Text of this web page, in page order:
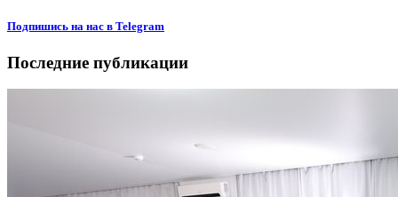
Подпишиcь на нас в Telegram
Последние публикации